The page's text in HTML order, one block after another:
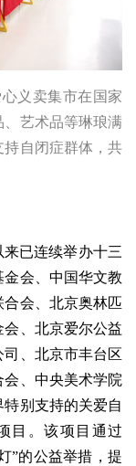
义卖集市在国家
艺术品等琳琅满
持自闭症群体，共
来已连续举办十三
会、中国华文教
会、北京奥林匹
、北京爱尔公益
、北京市丰台区
、中央美术学院
别支持的关爱自
目。该项目通过
”的公益举措，提